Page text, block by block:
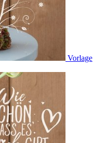
Vorlage